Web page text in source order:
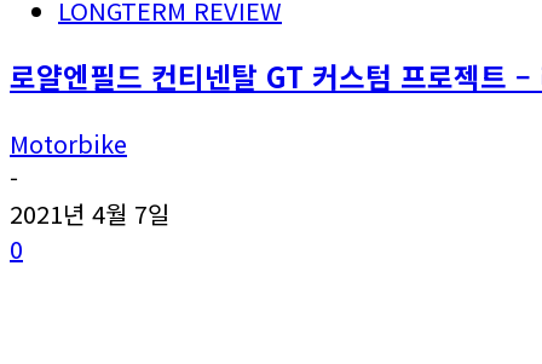
LONGTERM REVIEW
로얄엔필드 컨티넨탈 GT 커스텀 프로젝트
Motorbike
-
2021년 4월 7일
0